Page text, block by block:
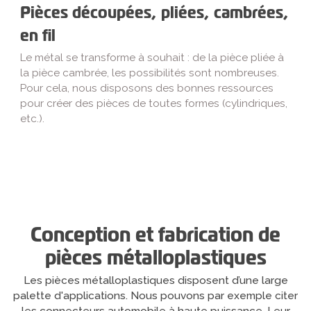
Pièces découpées, pliées, cambrées,
en fil
Le métal se transforme à souhait : de la pièce pliée à
la pièce cambrée, les possibilités sont nombreuses.
Pour cela, nous disposons des bonnes ressources
pour créer des pièces de toutes formes (cylindriques,
etc.).
Conception et fabrication de
pièces métalloplastiques
Les pièces métalloplastiques disposent d’une large
palette d'applications. Nous pouvons par exemple citer